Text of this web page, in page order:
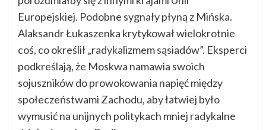
Europejskiej. Podobne sygnały płyną z Mińska.
Alaksandr Łukaszenka krytykował wielokrotnie
coś, co określił „radykalizmem sąsiadów”. Eksperci
podkreślają, że Moskwa namawia swoich
sojuszników do prowokowania napięć między
społeczeństwami Zachodu, aby łatwiej było
wymusić na unijnych politykach mniej radykalne